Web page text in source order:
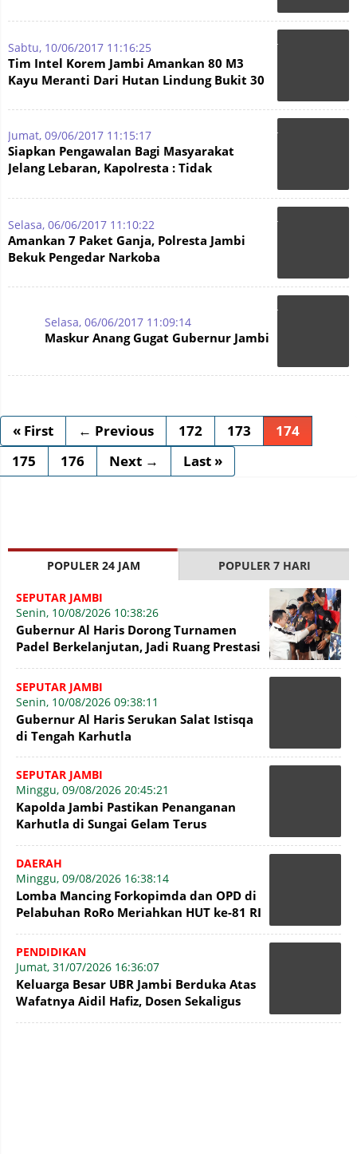
Sabtu, 10/06/2017 11:16:25
Tim Intel Korem Jambi Amankan 80 M3
Kayu Meranti Dari Hutan Lindung Bukit 30
Jumat, 09/06/2017 11:15:17
Siapkan Pengawalan Bagi Masyarakat
Jelang Lebaran, Kapolresta : Tidak
Selasa, 06/06/2017 11:10:22
Amankan 7 Paket Ganja, Polresta Jambi
Bekuk Pengedar Narkoba
Selasa, 06/06/2017 11:09:14
Maskur Anang Gugat Gubernur Jambi
« First ← Previous 172 173
174
175
176 Next → Last »
POPULER 24 JAM POPULER 7 HARI
SEPUTAR JAMBI
Senin, 10/08/2026 10:38:26
Gubernur Al Haris Dorong Turnamen
Padel Berkelanjutan, Jadi Ruang Prestasi
SEPUTAR JAMBI
Senin, 10/08/2026 09:38:11
Gubernur Al Haris Serukan Salat Istisqa
di Tengah Karhutla
SEPUTAR JAMBI
Minggu, 09/08/2026 20:45:21
Kapolda Jambi Pastikan Penanganan
Karhutla di Sungai Gelam Terus
DAERAH
Minggu, 09/08/2026 16:38:14
Lomba Mancing Forkopimda dan OPD di
Pelabuhan RoRo Meriahkan HUT ke-81 RI
PENDIDIKAN
Jumat, 31/07/2026 16:36:07
Keluarga Besar UBR Jambi Berduka Atas
Wafatnya Aidil Hafiz, Dosen Sekaligus